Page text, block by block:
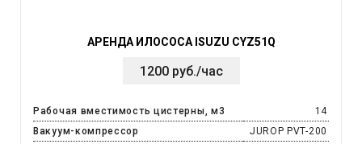
АРЕНДА ИЛОСОСА ISUZU CYZ51Q
1200 руб./час
Рабочая вместимость цистерны, м3
14
Вакуум-компрессор
JUROP PVT-200